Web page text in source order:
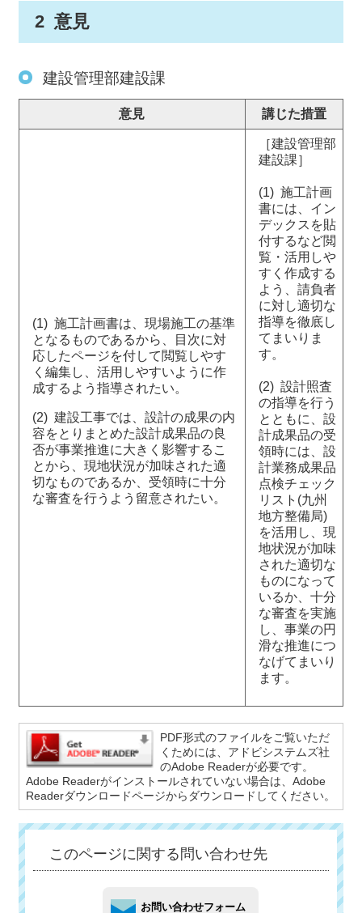
2 意見
建設管理部建設課
意見 講じた措置
(1) 施工計画書は、現場施工の基準
となるものであるから、目次に対
応したページを付して閲覧しやす
く編集し、活用しやすいように作
成するよう指導されたい。
(2) 建設工事では、設計の成果の内
容をとりまとめた設計成果品の良
否が事業推進に大きく影響するこ
とから、現地状況が加味された適
切なものであるか、受領時に十分
な審査を行うよう留意されたい。
［建設管理部
建設課］
(1) 施工計画
書には、イン
デックスを貼
付するなど閲
覧・活用しや
すく作成する
よう、請負者
に対し適切な
指導を徹底し
てまいりま
す。
(2) 設計照査
の指導を行う
とともに、設
計成果品の受
領時には、設
計業務成果品
点検チェック
リスト(九州
地方整備局)
を活用し、現
地状況が加味
された適切な
ものになって
いるか、十分
な審査を実施
し、事業の円
滑な推進につ
なげてまいり
ます。
PDF形式のファイルをご覧いただ
くためには、アドビシステムズ社
のAdobe Readerが必要です。
Adobe Readerがインストールされていない場合は、Adobe
Readerダウンロードページからダウンロードしてください。
このページに関する問い合わせ先